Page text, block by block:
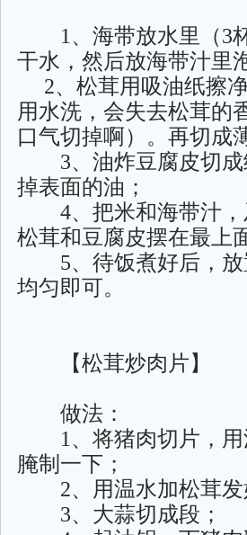
1、海带放水里（3杯
干水，然后放海带汁里
2、松茸用吸油纸擦
用水洗，会失去松茸的
口气切掉啊）。再切成
3、油炸豆腐皮切成
掉表面的油；
4、把米和海带汁，
松茸和豆腐皮摆在最上
5、待饭煮好后，放
均匀即可。
【松茸炒肉片】
做法：
1、将猪肉切片，用
腌制一下；
2、用温水加松茸发
3、大蒜切成段；